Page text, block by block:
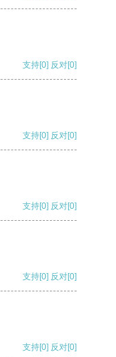
支持[0] 反对[0]
支持[0] 反对[0]
支持[0] 反对[0]
支持[0] 反对[0]
支持[0] 反对[0]